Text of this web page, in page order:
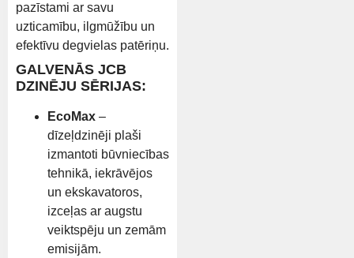
pazīstami ar savu
uzticamību, ilgmūžību un
efektīvu degvielas patēriņu.
GALVENĀS JCB
DZINĒJU SĒRIJAS:
EcoMax –
dīzeļdzinēji plaši
izmantoti būvniecības
tehnikā, iekrāvējos
un ekskavatoros,
izceļas ar augstu
veiktspēju un zemām
emisijām.